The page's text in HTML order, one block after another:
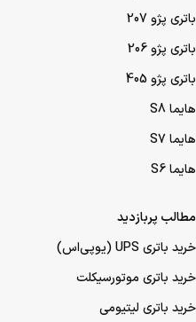
باتری پژو 207
باتری پژو 206
باتری پژو 405
هایما S8
هایما S7
هایما S6
مطالب پربازدید
خرید باتری UPS (یو‌پی‌اس)
خرید باتری موتورسیکلت
خرید باتری لیتیومی